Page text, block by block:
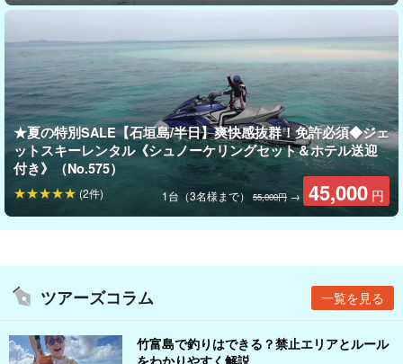
5歳から参加OK！
家族みんなで楽しめる♪
このプランは5歳のお子さまから参加OK◎
小さなお子さま向けのアクティビティもあるので、家族みんなで
「子どもが初めて海で遊ぶ」そんな貴重なシーンも、スタッフが
しっかりサポート！
浮き具やライフジャケットも完備しているので、安全面も心配い
★夏の特別SALE【石垣島/半日】爽快感抜群！免許必須◆ジェ
ットスキーレンタル《シュノーケリングセット＆ホテル送迎
付き》（No.575）
1台（3名様まで） 55,000円 → 45,000 円
(2件)
ツアーズコラム 一覧を見る
竹富島で釣りはできる？禁止エリアとルール
をわかりやすく解説